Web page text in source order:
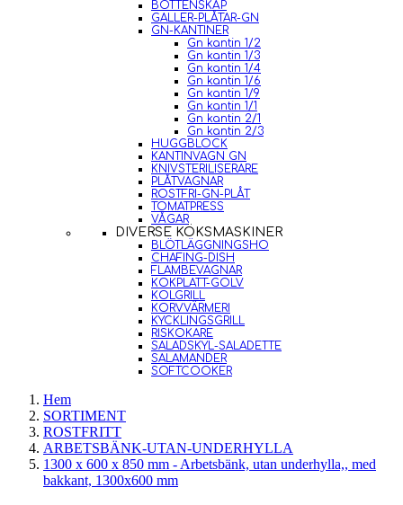
BOTTENSKÅP
GALLER-PLÅTAR-GN
GN-KANTINER
Gn kantin 1/2
Gn kantin 1/3
Gn kantin 1/4
Gn kantin 1/6
Gn kantin 1/9
Gn kantin 1/1
Gn kantin 2/1
Gn kantin 2/3
HUGGBLOCK
KANTINVAGN GN
KNIVSTERILISERARE
PLÅTVAGNAR
ROSTFRI-GN-PLÅT
TOMATPRESS
VÅGAR
DIVERSE KÖKSMASKINER
BLÖTLÄGGNINGSHO
CHAFING-DISH
FLAMBEVAGNAR
KOKPLATT-GOLV
KOLGRILL
KORVVÄRMERI
KYCKLINGSGRILL
RISKOKARE
SALADSKYL-SALADETTE
SALAMANDER
SOFTCOOKER
Hem
SORTIMENT
ROSTFRITT
ARBETSBÄNK-UTAN-UNDERHYLLA
1300 x 600 x 850 mm - Arbetsbänk, utan underhylla,, med
bakkant, 1300x600 mm